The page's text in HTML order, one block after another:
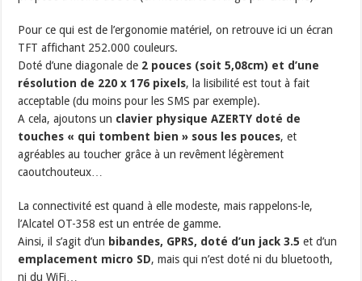
Pour ce qui est de l’ergonomie matériel, on retrouve ici un écran
TFT affichant 252.000 couleurs.
Doté d’une diagonale de 2 pouces (soit 5,08cm) et d’une
résolution de 220 x 176 pixels, la lisibilité est tout à fait
acceptable (du moins pour les SMS par exemple).
A cela, ajoutons un clavier physique AZERTY doté de
touches « qui tombent bien » sous les pouces, et
agréables au toucher grâce à un revêment légèrement
caoutchouteux…
La connectivité est quand à elle modeste, mais rappelons-le,
l’Alcatel OT-358 est un entrée de gamme.
Ainsi, il s’agit d’un bibandes, GPRS, doté d’un jack 3.5et d’un
emplacement micro SD, mais qui n’est doté ni du bluetooth,
ni du WiFi…